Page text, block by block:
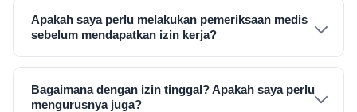
Apakah saya perlu melakukan pemeriksaan medis
sebelum mendapatkan izin kerja?
Bagaimana dengan izin tinggal? Apakah saya perlu
mengurusnya juga?